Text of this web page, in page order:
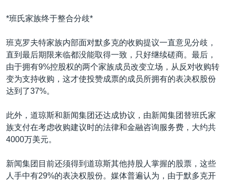
美国之音专访
重要讲话与声明
台海两岸关系
南中国海争端
关注西藏
关注新疆
GEN Z 看美国
其他语言网站
*班氏家族终于整合分歧*
班克罗夫特家族内部面对默多克的收购提议一直意见分歧，
直到最后期限来临都没能取得一致，只好继续磋商。最后，
由于拥有9%控股权的两个家族成员改变立场，从反对收购转
变为支持收购，这才使投赞成票的成员所拥有的表决权股份
达到了37%。
此外，道琼斯和新闻集团还达成协议，由新闻集团替班氏家
族支付在考虑收购建议时的法律和金融咨询服务费，大约共
4000万美元。
新闻集团目前还须得到道琼斯其他持股人掌握的股票，这些
人手中有29%的表决权股份。媒体普遍认为，由于默多克开